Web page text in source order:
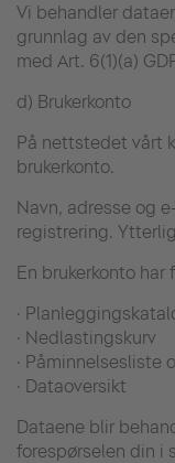
Vi behandler
grunnlag av den
med Art. 6(1)(a)
d) Brukerkonto
På nettstedet vårt
brukerkonto.
Navn, adresse og
registrering.
En brukerkonto har
·
· Nedlastingskurv
· Påminnelsesliste
· Dataoversikt
Dataene blir
forespørselen din i